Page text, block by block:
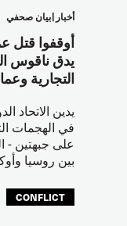
أخبار بيان صحفي
أوقفوا قتل
يدق ناقوس
التجارية
في الهجمات
على جبهتين -
بين روسيا
CONFLICT